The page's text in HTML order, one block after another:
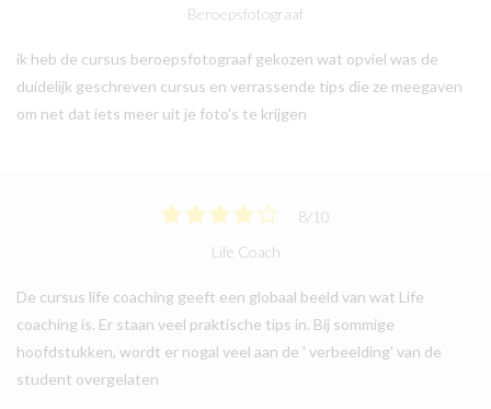
Beroepsfotograaf
ik heb de cursus beroepsfotograaf gekozen wat opviel was de
duidelijk geschreven cursus en verrassende tips die ze meegaven
om net dat iets meer uit je foto's te krijgen
8/ 10
Life Coach
De cursus life coaching geeft een globaal beeld van wat Life
coaching is. Er staan veel praktische tips in. Bij sommige
hoofdstukken, wordt er nogal veel aan de ' verbeelding' van de
student overgelaten